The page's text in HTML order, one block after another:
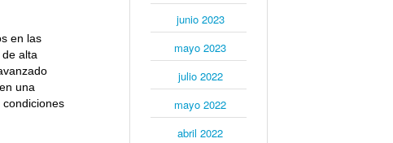
en las
alta
una
junio 2023
mayo 2023
julio 2022
mayo 2022
abril 2022